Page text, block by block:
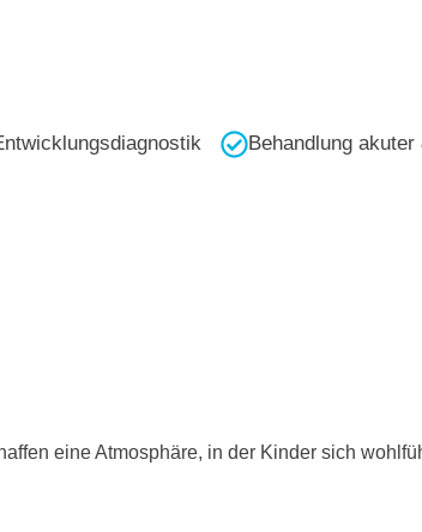
Behandlung
eine Atmosphäre, in der Kinder sich